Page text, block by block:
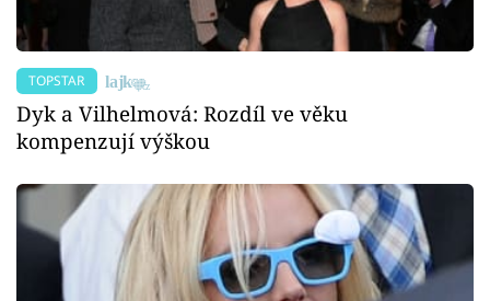
TOPSTAR
Dyk a Vilhelmová: Rozdíl ve věku
kompenzují výškou